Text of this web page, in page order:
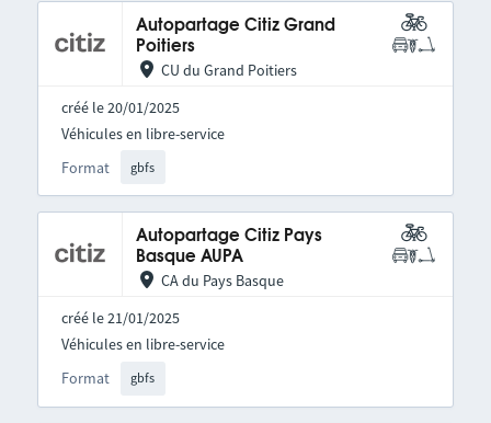
Autopartage Citiz Grand
Poitiers
CU du Grand Poitiers
créé le 20/01/2025
Format gbfs
Véhicules en libre-service
Autopartage Citiz Pays
Basque AUPA
CA du Pays Basque
créé le 21/01/2025
Format gbfs
Véhicules en libre-service